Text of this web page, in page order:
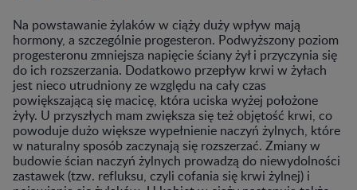
Na powstawanie żylaków w ciąży duży wpływ mają
hormony, a szczególnie progesteron. Podwyższony poziom
progesteronu zmniejsza napięcie ściany żył i przyczynia się
do ich rozszerzania. Dodatkowo przepływ krwi w żyłach
jest nieco utrudniony ze względu na cały czas
powiększającą się macicę, która uciska wyżej położone
żyły. U przyszłych mam zwiększa się też objętość krwi, co
powoduje dużo większe wypełnienie naczyń żylnych, które
w naturalny sposób zaczynają się rozszerzać. Zmiany w
budowie ścian naczyń żylnych prowadzą do niewydolności
zastawek (tzw. refluksu, czyli cofania się krwi żylnej) i